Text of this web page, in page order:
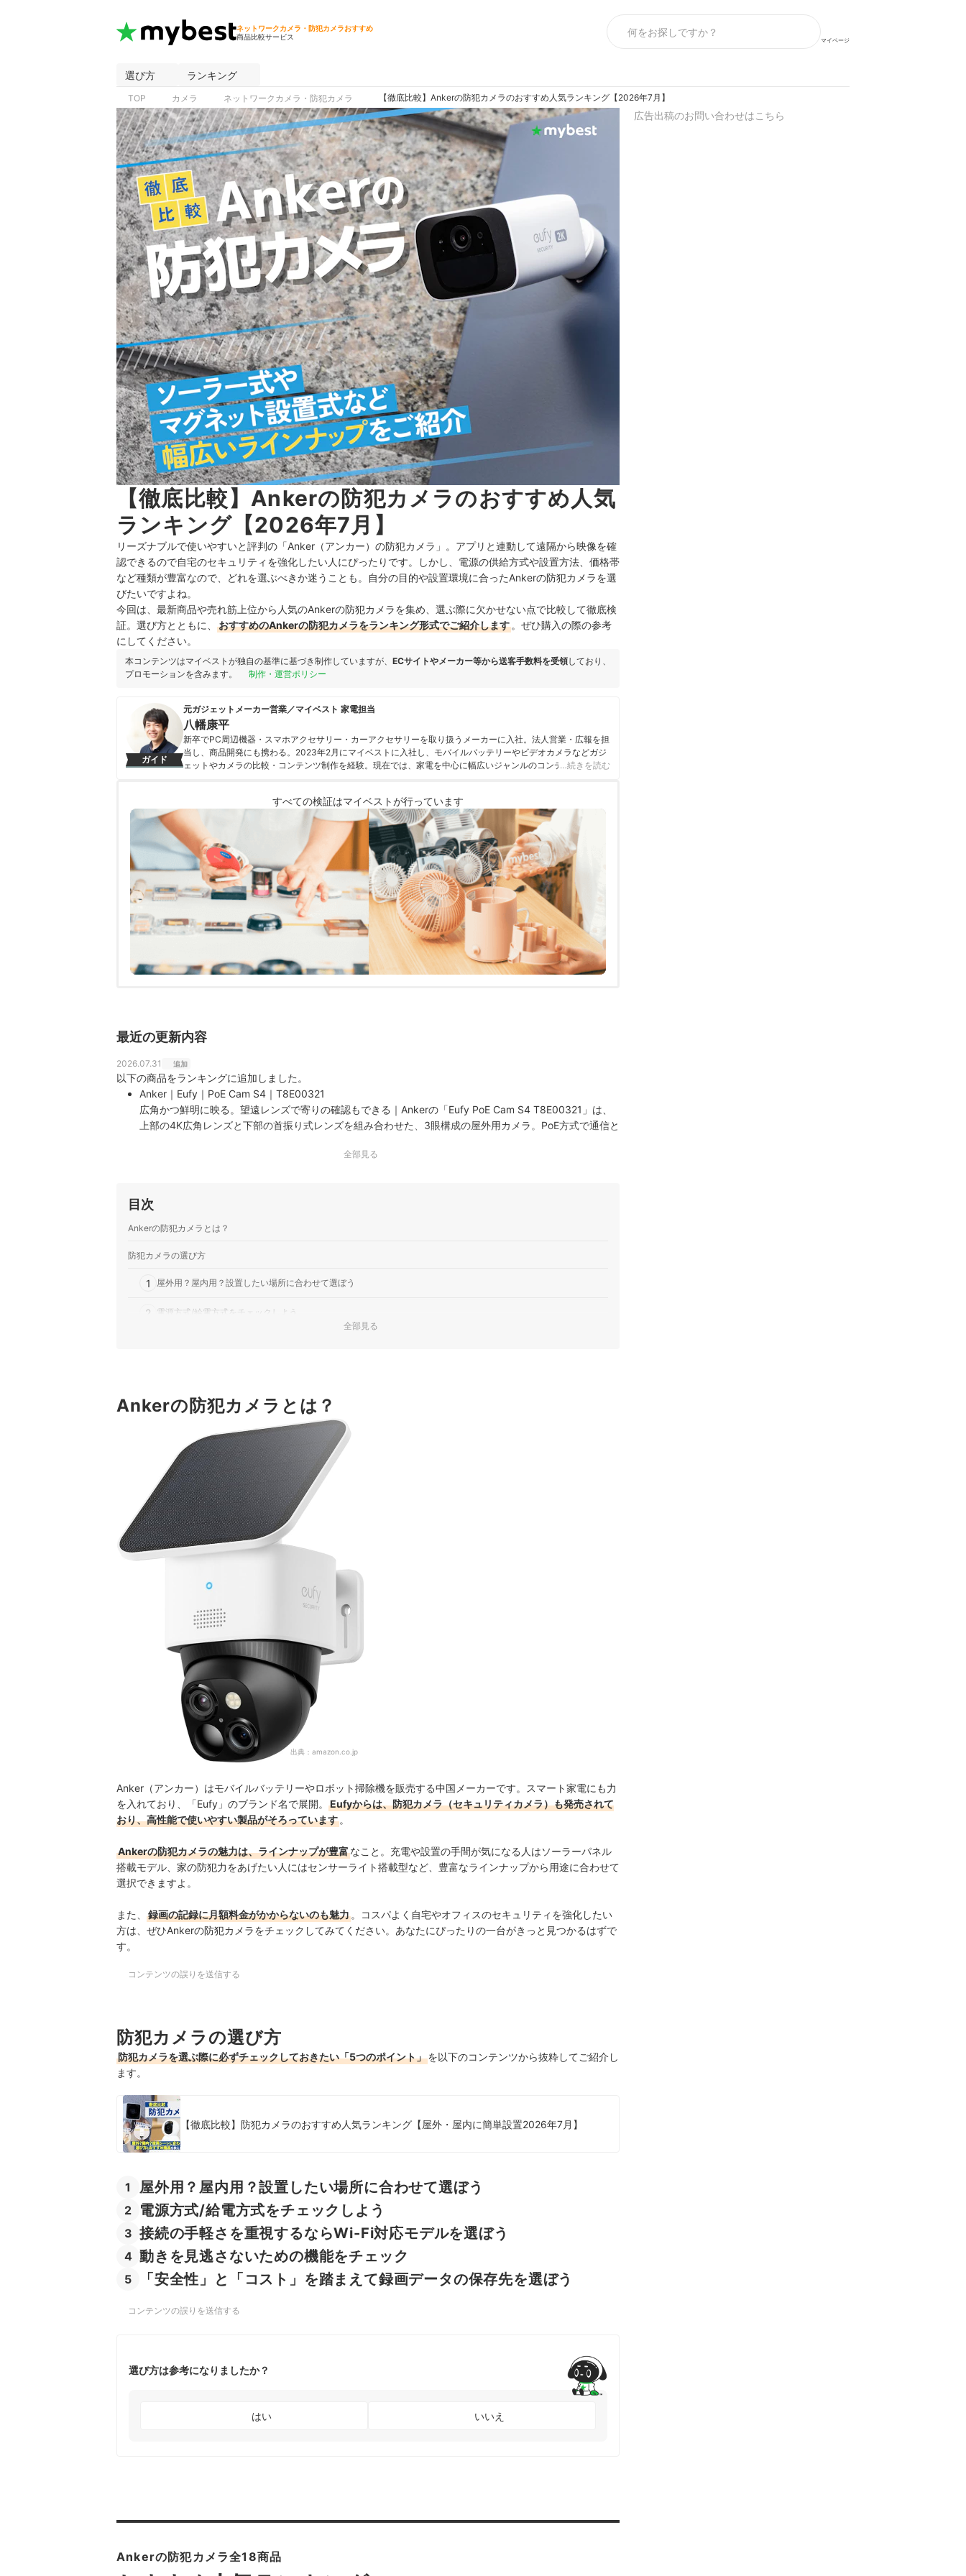
ネットワークカメラ・防犯カメラおすすめ
商品比較サービス
マイページ
選び方 ランキング
TOP カメラ ネットワークカメラ・防犯カメラ 【徹底比較】Ankerの防犯カメラのおすすめ人気ランキング【2026年7月】
【徹底比較】Ankerの防犯カメラのおすすめ人気
ランキング【2026年7月】
リーズナブルで使いやすいと評判の「Anker（アンカー）の防犯カメラ」。アプリと連動して遠隔から映像を確
認できるので自宅のセキュリティを強化したい人にぴったりです。しかし、電源の供給方式や設置方法、価格帯
など種類が豊富なので、どれを選ぶべきか迷うことも。自分の目的や設置環境に合ったAnkerの防犯カメラを選
びたいですよね。
今回は、最新商品や売れ筋上位から人気のAnkerの防犯カメラを集め、選ぶ際に欠かせない点で比較して徹底検
証。選び方とともに、
おすすめのAnkerの防犯カメラをランキング形式でご紹介します 。ぜひ購入の際の参考
にしてください。
本コンテンツはマイベストが独自の基準に基づき制作していますが、 ECサイトやメーカー等から送客手数料を受領しており、
プロモーションを含みます。
制作・運営ポリシー
ガイド
元ガジェットメーカー営業／マイベスト 家電担当
八幡康平
新卒でPC周辺機器・スマホアクセサリー・カーアクセサリーを取り扱うメーカーに入社。法人営業・広報を担
当し、商品開発にも携わる。2023年2月にマイベストに入社し、モバイルバッテリーやビデオカメラなどガジ
ェットやカメラの比較・コンテンツ制作を経験。現在では、家電を中心に幅広いジャンルのコンテンツ制作に
八幡康平のプロフィール
…続きを読む
すべての検証はマイベストが行っています
最近の更新内容
2026.07.31 追加
以下の商品をランキングに追加しました。
Anker｜Eufy｜PoE Cam S4｜T8E00321
広角かつ鮮明に映る。望遠レンズで寄りの確認もできる｜Ankerの「Eufy PoE Cam S4 T8E00321」は、
上部の4K広角レンズと下部の首振り式レンズを組み合わせた、3眼構成の屋外用カメラ。PoE方式で通信と
ルトに対応し、2K解像度で記録。IP65の防塵・防水性能も備えています。明所…
日中は4Kで細部まで鮮明に映せる。夜間の撮影には不向き｜Ankerの「Eufy PoE Cam E41 T8P10321」
は、LANケーブル1本で通信と給電をまかなえるPoE方式を採用した、屋外で使えるカメラです。専用のレ
全部見る
目次
Ankerの防犯カメラとは？
防犯カメラの選び方
1 屋外用？屋内用？設置したい場所に合わせて選ぼう
2 電源方式/給電方式をチェックしよう
5 「安全性」と「コスト」を踏まえて録画データの保存先を選ぼう
Ankerの防犯カメラ全18商品おすすめ人気ランキング
売れ筋の人気Ankerの防犯カメラ全8商品を徹底比較！
Ankerの防犯カメラの売れ筋ランキングもチェック！
全部見る
Ankerの防犯カメラとは？
出典： amazon.co.jp
Anker（アンカー）はモバイルバッテリーやロボット掃除機を販売する中国メーカーです。スマート家電にも力
を入れており、「Eufy」のブランド名で展開。
Eufyからは、防犯カメラ（セキュリティカメラ）も発売されて
おり、高性能で使いやすい製品がそろっています 。
Ankerの防犯カメラの魅力は、ラインナップが豊富なこと。充電や設置の手間が気になる人はソーラーパネル
搭載モデル、家の防犯力をあげたい人にはセンサーライト搭載型など、豊富なラインナップから用途に合わせて
選択できますよ。
また、 録画の記録に月額料金がかからないのも魅力 。コスパよく自宅やオフィスのセキュリティを強化したい
方は、ぜひAnkerの防犯カメラをチェックしてみてください。あなたにぴったりの一台がきっと見つかるはずで
す。
コンテンツの誤りを送信する
防犯カメラの選び方
防犯カメラを選ぶ際に必ずチェックしておきたい「5つのポイント」を以下のコンテンツから抜粋してご紹介し
ます。
【徹底比較】防犯カメラのおすすめ人気ランキング【屋外・屋内に簡単設置2026年7月】
1 屋外用？屋内用？設置したい場所に合わせて選ぼう
2 電源方式/給電方式をチェックしよう
3 接続の手軽さを重視するならWi-Fi対応モデルを選ぼう
4 動きを見逃さないための機能をチェック
5 「安全性」と「コスト」を踏まえて録画データの保存先を選ぼう
コンテンツの誤りを送信する
選び方は参考になりましたか？
はい いいえ
Ankerの防犯カメラ全18商品
広告出稿のお問い合わせはこちら